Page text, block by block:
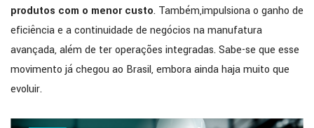
produtos com o menor custo. Também,impulsiona o ganho de
eficiência e a continuidade de negócios na manufatura
avançada, além de ter operações integradas. Sabe-se que esse
movimento já chegou ao Brasil, embora ainda haja muito que
evoluir.